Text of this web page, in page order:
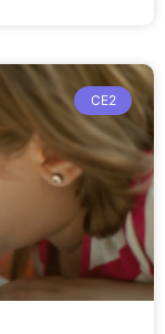
CE2